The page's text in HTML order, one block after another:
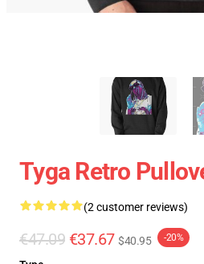
Tyga Retro
(2 customer reviews)
€47.09 €37.67 $40.95 -20%